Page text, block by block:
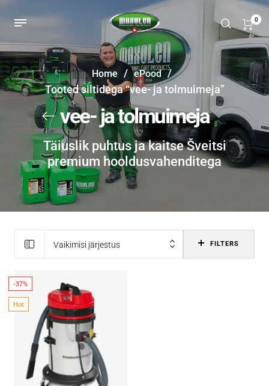
0
Home / ePood /
Tooted siltidega “vee- ja tolmuimeja”
vee- ja tolmuimeja
Täiuslik puhtus ja kaitse Šveitsi
premium hooldusvahenditega
Vaikimisi järjestus FILTERS
-37%
Hot